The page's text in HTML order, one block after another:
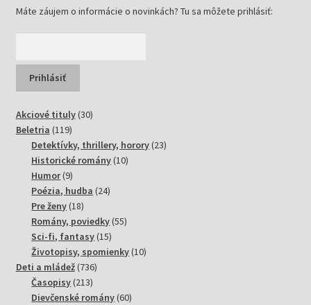
Máte záujem o informácie o novinkách? Tu sa môžete prihlásiť:
Akciové tituly 3030
Beletria 119119
produktov
Detektívky, thrillery, horory 2323
Historické romány 1010
Humor 99
produktov
Poézia, hudba 2424
Pre ženy 1818
produktov
Romány, poviedky 5555
Sci-fi, fantasy 1515
produktov
Životopisy, spomienky 1010
Deti a mládež 736736
Časopisy 213213
produktov
Dievčenské romány 6060